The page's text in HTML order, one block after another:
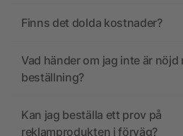
Finns det dolda kostnader?
Vad händer om jag inte är nöjd
beställning?
Kan jag beställa ett prov på
reklamprodukten i förväg?